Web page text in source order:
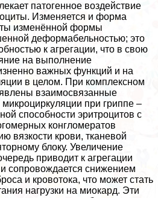
патогенное воздействие
Изменяется и форма
изменённой формы
деформабельностью; это
к агрегации, что в свою
на выполнение
важных функций и на
в целом. При комплексном
взаимосвязанные
при гриппе ‒
способности эритроцитов с
конгломератов
вязкости крови, тканевой
блоку. Увеличение
приводит к агрегации
сопровождается снижением
и кровотока, что может стать
нагрузки на миокард. Эти